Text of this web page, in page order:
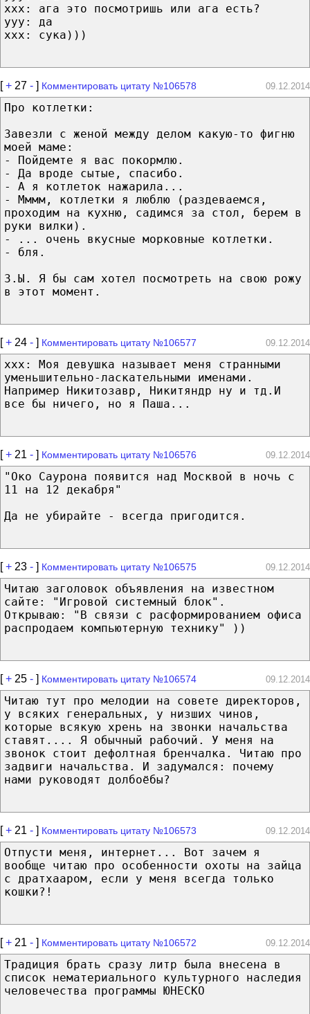
xxx: ага это посмотришь или ага есть?
yyy: да
xxx: сука)))
[+ 27 - ] Комментировать цитату №106578 09.12.2014
Про котлетки:
Завезли с женой между делом какую-то фигню
моей маме:
- Пойдемте я вас покормлю.
- Да вроде сытые, спасибо.
- А я котлеток нажарила...
- Мммм, котлетки я люблю (раздеваемся,
проходим на кухню, садимся за стол, берем в
руки вилки).
- ... очень вкусные морковные котлетки.
- бля.
З.Ы. Я бы сам хотел посмотреть на свою рожу
в этот момент.
[+ 24 - ] Комментировать цитату №106577 09.12.2014
xxx: Моя девушка называет меня странными
уменьшительно-ласкательными именами.
Например Никитозавр, Никитяндр ну и тд.И
все бы ничего, но я Паша...
[+ 21 - ] Комментировать цитату №106576 09.12.2014
"Око Саурона появится над Москвой в ночь с
11 на 12 декабря"
Да не убирайте - всегда пригодится.
[+ 23 - ] Комментировать цитату №106575 09.12.2014
Читаю заголовок объявления на известном
сайте: "Игровой системный блок".
Открываю: "В связи с расформированием офиса
распродаем компьютерную технику" ))
[+ 25 - ] Комментировать цитату №106574 09.12.2014
Читаю тут про мелодии на совете директоров,
у всяких генеральных, у низших чинов,
которые всякую хрень на звонки начальства
ставят.... Я обычный рабочий. У меня на
звонок стоит дефолтная бренчалка. Читаю про
задвиги начальства. И задумался: почему
нами руководят долбоёбы?
[+ 21 - ] Комментировать цитату №106573 09.12.2014
Отпусти меня, интернет... Вот зачем я
вообще читаю про особенности охоты на зайца
с дратхааром, если у меня всегда только
кошки?!
[+ 21 - ] Комментировать цитату №106572 09.12.2014
Традиция брать сразу литр была внесена в
список нематериального культурного наследия
человечества программы ЮНЕСКО